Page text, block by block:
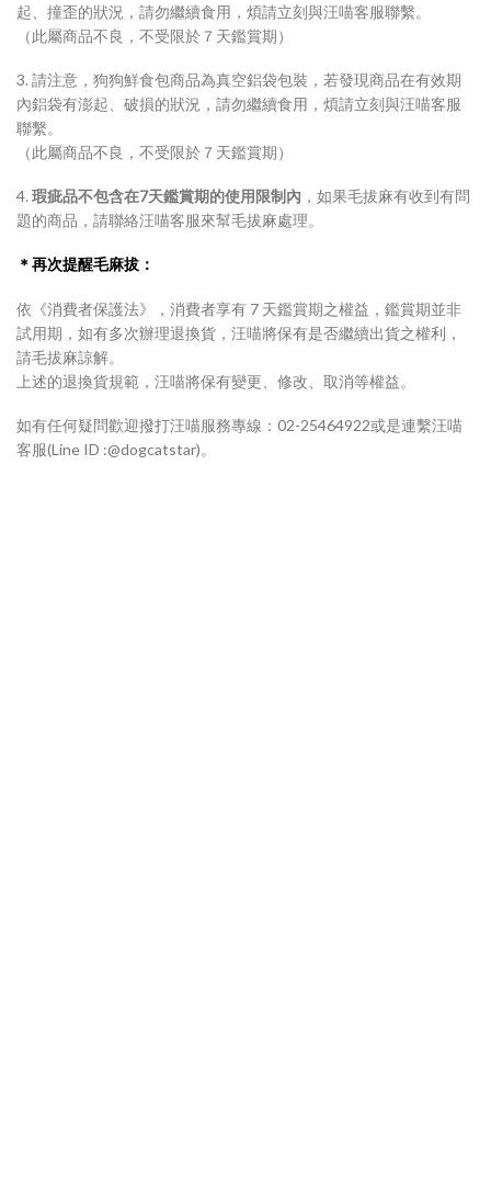
起、撞歪的狀況，請勿繼續食用，煩請立刻與汪喵客服聯繫。
（此屬商品不良，不受限於７天鑑賞期）
3. 請注意，狗狗鮮食包商品為真空鋁袋包裝，若發現商品在有效期
內鋁袋有澎起、破損的狀況，請勿繼續食用，煩請立刻與汪喵客服
聯繫。
（此屬商品不良，不受限於７天鑑賞期）
4. 瑕疵品不包含在7天鑑賞期的使用限制內 ，如果毛拔麻有收到有問
題的商品，請聯絡汪喵客服來幫毛拔麻處理。
＊再次提醒毛麻拔：
依《消費者保護法》，消費者享有 7 天鑑賞期之權益，鑑賞期並非
試用期，如有多次辦理退換貨，汪喵將保有是否繼續出貨之權利，
請毛拔麻諒解。
上述的退換貨規範，汪喵將保有變更、修改、取消等權益。
如有任何疑問歡迎撥打汪喵服務專線：02-25464922或是連繫汪喵
客服(Line ID :@dogcatstar)。